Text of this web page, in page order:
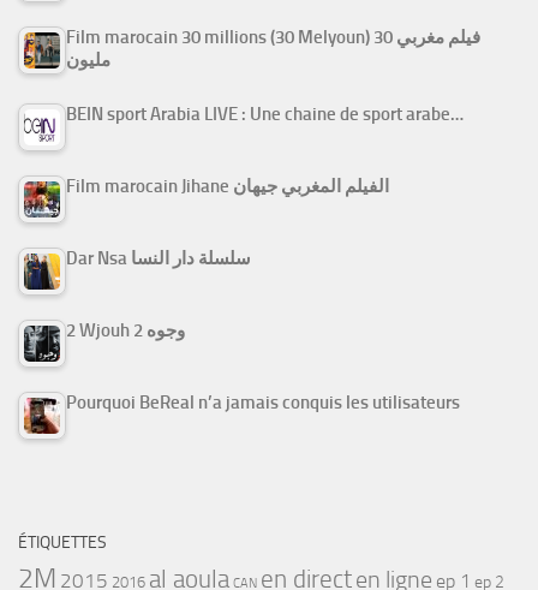
Film marocain 30 millions (30 Melyoun) فيلم مغربي 30
مليون
BEIN sport Arabia LIVE : Une chaine de sport arabe…
Film marocain Jihane الفيلم المغربي جيهان
Dar Nsa سلسلة دار النسا
2 Wjouh 2 وجوه
Pourquoi BeReal n’a jamais conquis les utilisateurs
ÉTIQUETTES
2M 2015 2016 al aoula CAN en directen ligne ep 1 ep 2